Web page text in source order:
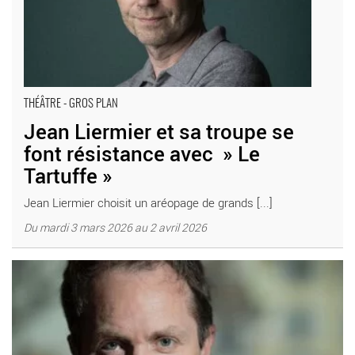
THÉÂTRE - GROS PLAN
Jean Liermier et sa troupe se
font résistance avec » Le
Tartuffe »
Jean Liermier choisit un aréopage de grands [...]
Du mardi 3 mars 2026 au 2 avril 2026
Jean Liermier met en scène « La Crise », une ode à la
philanthropie - Critique sortie Genève Théâtre de Carouge